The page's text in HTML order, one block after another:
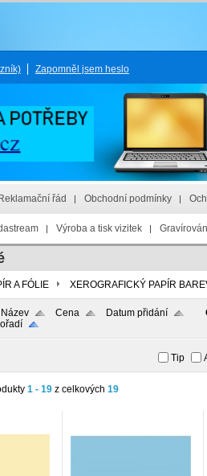
Zapomněl jsem heslo
Reklamační řád Obchodní podmínky
Výroba a tisk vizitek
A FÓLIE XEROGRAFICKÝ PAPÍR
Název Cena
Datum přidání
Tip
1 - 19 z celkových 19